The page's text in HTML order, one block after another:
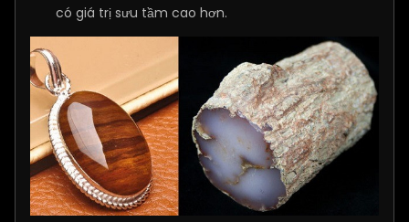
có giá trị sưu tầm cao hơn.